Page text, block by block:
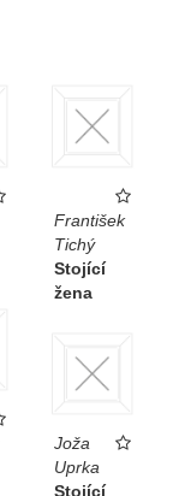
František
Tichý
Stojící
žena
Joža
Uprka
Stojící